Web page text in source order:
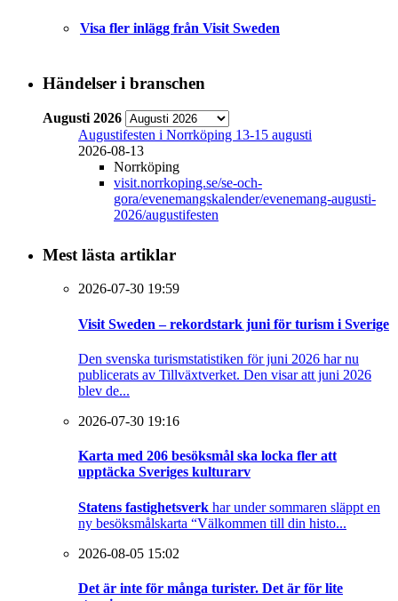
Visa fler inlägg från Visit Sweden
Händelser i branschen
Augusti 2026
Augustifesten i Norrköping 13-15 augusti
2026-08-13
Norrköping
visit.norrkoping.se/se-och-
gora/evenemangskalender/evenemang-augusti-
2026/augustifesten
Mest lästa artiklar
2026-07-30 19:59
Visit Sweden – rekordstark juni för turism i Sverige
Den svenska turismstatistiken för juni 2026 har nu
publicerats av Tillväxtverket. Den visar att juni 2026
blev de...
2026-07-30 19:16
Karta med 206 besöksmål ska locka fler att
upptäcka Sveriges kulturarv
Statens fastighetsverk har under sommaren släppt en
ny besöksmålskarta “Välkommen till din histo...
2026-08-05 15:02
Det är inte för många turister. Det är för lite